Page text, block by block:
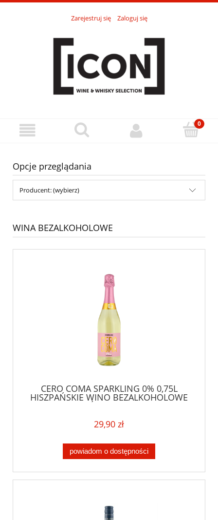
Zarejestruj się Zaloguj się
Opcje przeglądania
Producent: (wybierz)
WINA BEZALKOHOLOWE
CERO COMA SPARKLING 0% 0,75L
HISZPAŃSKIE WINO BEZALKOHOLOWE
PÓŁSŁODKIE
29,90 zł
powiadom o dostępności